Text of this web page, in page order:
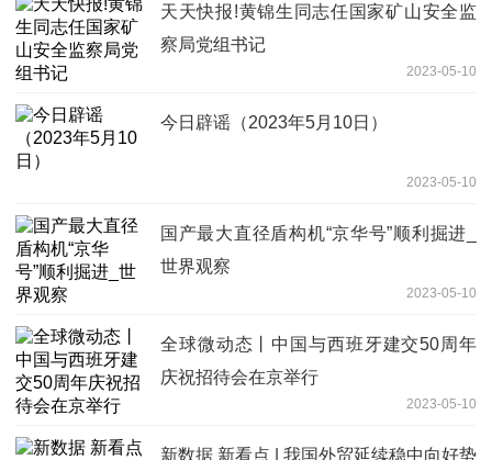
天天快报!黄锦生同志任国家矿山安全监
察局党组书记
2023-05-10
今日辟谣（2023年5月10日）
2023-05-10
国产最大直径盾构机“京华号”顺利掘进_
世界观察
2023-05-10
全球微动态丨中国与西班牙建交50周年
庆祝招待会在京举行
2023-05-10
新数据 新看点 | 我国外贸延续稳中向好势